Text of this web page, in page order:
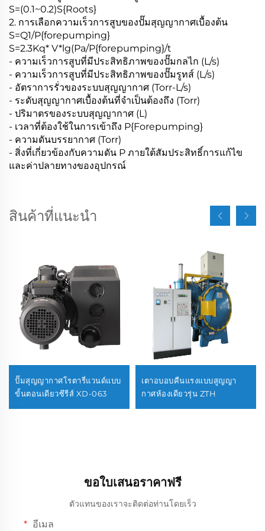
S=(0.1~0.2)S{Roots}
2. การเลือกความเร็วการสูบของปั๊มสุญญากาศเบื้องต้น
S=Q1/P{forepumping}
S=2.3Kq* V*lg(Pa/P{forepumping}/t
- ความเร็วการสูบที่มีประสิทธิภาพของปั๊มกลไก (L/s)
- ความเร็วการสูบที่มีประสิทธิภาพของปั๊มรูทส์ (L/s)
- อัตราการรั่วของระบบสุญญากาศ (Torr-L/s)
- ระดับสุญญากาศเบื้องต้นที่จำเป็นต้องถึง (Torr)
- ปริมาตรของระบบสุญญากาศ (L)
- เวลาที่ต้องใช้ในการเข้าถึง P{Forepumping}
- ความดันบรรยากาศ (Torr)
- สิ่งที่เกี่ยวข้องกับความดัน P ภายใต้สัมประสิทธิ์การแก้ไข
และค่าปลายทางของอุปกรณ์
สินค้าที่แนะนำ
ปั๊มสุญญากาศโรตารี่แวนด์แบบ
ขั้นตอนเดียวซีรีส์ XD-063
เตาอบอบคืนแรงแบบสูญญา
กาศห้องเดียวรุ่น ZTH
ขอใบเสนอราคาฟรี
ตัวแทนของเราจะติดต่อท่านโดยเร็ว
อีเมล